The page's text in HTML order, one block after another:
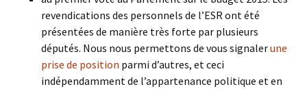
revendications des personnels de l’ESR ont été
présentées de manière très forte par plusieurs
députés. Nous nous permettons de vous signalerune
prise de position parmi d’autres, et ceci
indépendamment de l’appartenance politique et en